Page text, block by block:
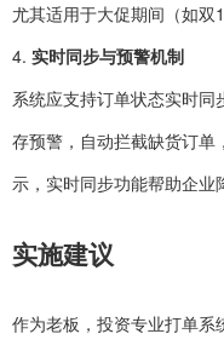
尤其适用于大促期间（如双
4. 实时同步与预警机制
系统应支持订单状态实时
存预警，自动拦截缺货订单
示，实时同步功能帮助企业
实施建议
作为老板，投资专业打单系